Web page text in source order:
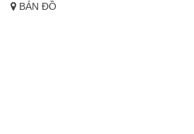
BẢN ĐỒ